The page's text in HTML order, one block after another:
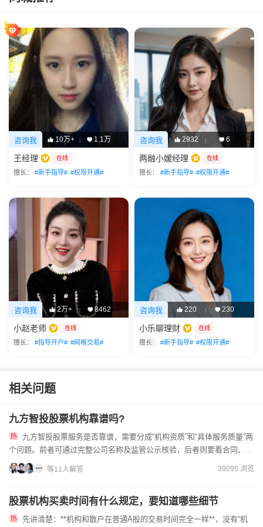
咨询我 10万+ | 1.1万
王经理 在线
擅长： #新手指导# #权限开通#
咨询我 2932 | 6
两融小嫒经理 在线
擅长： #新手指导# #权限开通#
咨询我 2万+ | 8462
小赵老师 在线
擅长： #指导开户# #网格交易#
咨询我 220 | 230
小乐聊理财 在线
擅长： #新手指导# #权限开通#
相关问题
九方智投股票机构靠谱吗?
个问题。前者可通过完整公司名称及监管公示核验，后者则要看合同、服
务人员、交付过程和风险边界，不能用一个简单的“是”或“...
等11人解答 39095 浏览
股票机构买卖时间有什么规定，要知道哪些细节